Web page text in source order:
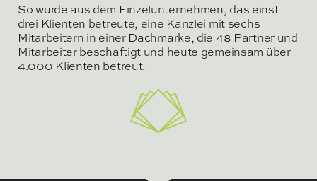
So wurde aus dem Einzelunternehmen, das einst
drei Klienten betreute, eine Kanzlei mit sechs
Mitarbeitern in einer Dachmarke, die 48 Partner und
Mitarbeiter beschäftigt und heute gemeinsam über
4.000 Klienten betreut.